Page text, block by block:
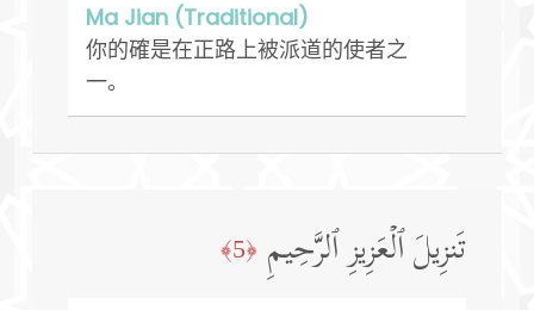
Ma Jian (Traditional)
你的確是在正路上被派道的使者之
一。
تَنزِیلَ ٱلۡعَزِیزِ ٱلرَّحِیمِ ﴿5﴾